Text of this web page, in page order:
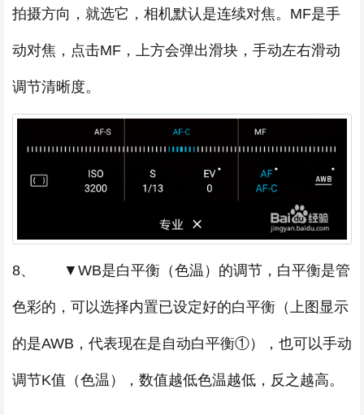
拍摄方向，就选它，相机默认是连续对焦。MF是手
动对焦，点击MF，上方会弹出滑块，手动左右滑动
调节清晰度。
8、 ▼WB是白平衡（色温）的调节，白平衡是管
色彩的，可以选择内置已设定好的白平衡（上图显示
的是AWB，代表现在是自动白平衡①），也可以手动
调节K值（色温），数值越低色温越低，反之越高。